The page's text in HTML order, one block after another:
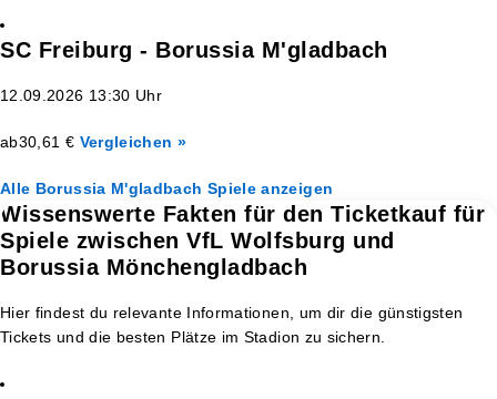
SC Freiburg - Borussia M'gladbach
12.09.2026 13:30 Uhr
ab30,61 € Vergleichen »
Alle Borussia M'gladbach Spiele anzeigen
Wissenswerte Fakten für den Ticketkauf für
Spiele zwischen VfL Wolfsburg und
Borussia Mönchengladbach
Hier findest du relevante Informationen, um dir die günstigsten
Tickets und die besten Plätze im Stadion zu sichern.